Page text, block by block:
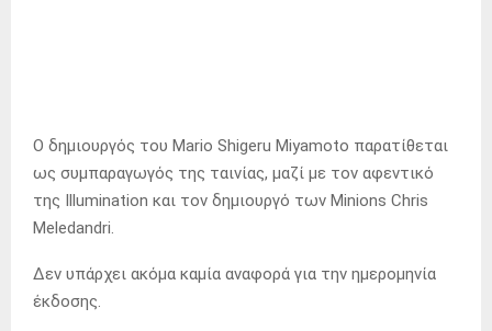
Ο δημιουργός του Mario Shigeru Miyamoto παρατίθεται
ως συμπαραγωγός της ταινίας, μαζί με τον αφεντικό
της Illumination και τον δημιουργό των Minions Chris
Meledandri.
Δεν υπάρχει ακόμα καμία αναφορά για την ημερομηνία
έκδοσης.